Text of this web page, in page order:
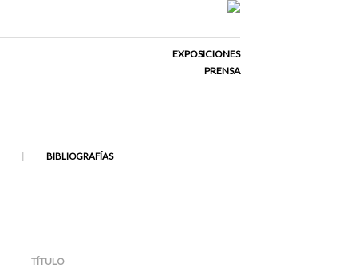
EXPOSICIONES
PRENSA
BIBLIOGRAFÍAS
TÍTULO